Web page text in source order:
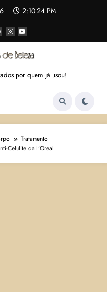
2:10:25 PM
por quem já usou!
Tratamento
Celulite da L’Oreal